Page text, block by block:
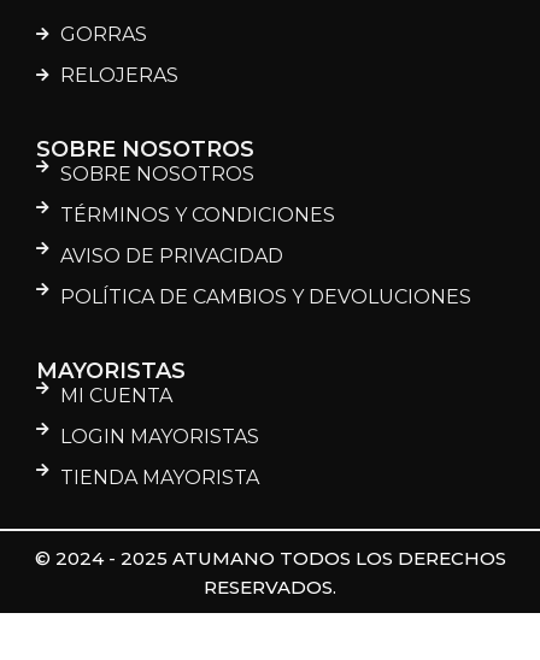
GORRAS
RELOJERAS
SOBRE NOSOTROS
SOBRE NOSOTROS
TÉRMINOS Y CONDICIONES
AVISO DE PRIVACIDAD
POLÍTICA DE CAMBIOS Y DEVOLUCIONES
MAYORISTAS
MI CUENTA
LOGIN MAYORISTAS
TIENDA MAYORISTA
© 2024 - 2025 ATUMANO TODOS LOS DERECHOS
RESERVADOS.